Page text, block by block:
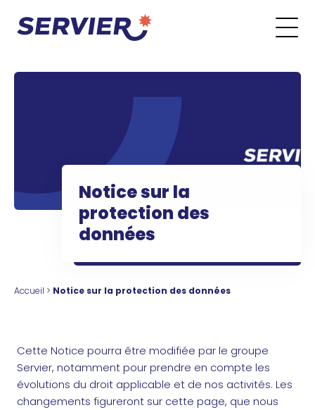
Notice sur la
protection des
données
Accueil > Notice sur la protection des données
Cette Notice pourra être modifiée par le groupe
Servier, notamment pour prendre en compte les
évolutions du droit applicable et de nos activités. Les
changements figureront sur cette page, que nous